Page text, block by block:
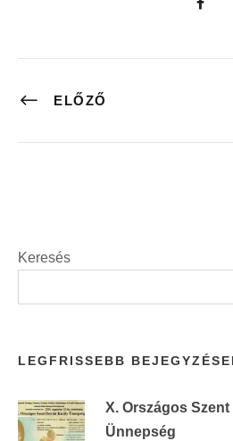
ELŐZŐ
Keresés
LEGFRISSEBB
X. Országos
Ünnepség